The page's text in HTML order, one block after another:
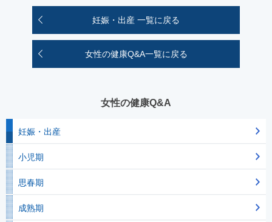
妊娠・出産 一覧に戻る
女性の健康Q&A一覧に戻る
女性の健康Q&A
妊娠・出産
小児期
思春期
成熟期